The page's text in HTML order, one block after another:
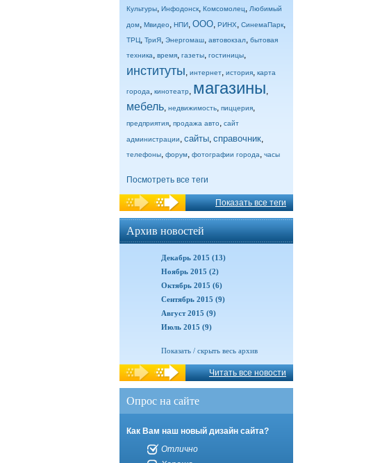
Культуры, Инфодонск, Комсомолец, Любимый
дом, Мвидео, НПИ, ООО, РИНХ, СинемаПарк,
ТРЦ, ТриЯ, Энергомаш, автовокзал, бытовая
техника, время, газеты, гостиницы,
институты, интернет, история, карта
города, кинотеатр, магазины,
мебель, недвижимость, пиццерия,
предприятия, продажа авто, сайт
администрации, сайты, справочник,
телефоны, форум, фотографии города, часы
Посмотреть все теги
Показать все теги
Архив новостей
Декабрь 2015 (13)
Ноябрь 2015 (2)
Октябрь 2015 (6)
Сентябрь 2015 (9)
Август 2015 (9)
Июль 2015 (9)
Показать / скрыть весь архив
Читать все новости
Опрос на сайте
Как Вам наш новый дизайн сайта?
Отлично